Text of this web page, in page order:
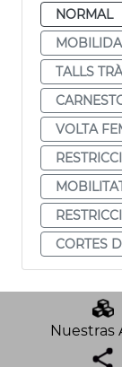
NORMAL
TALLS
VOLTA
CORTES
Nuestras